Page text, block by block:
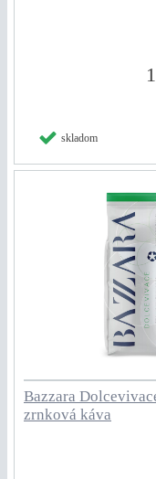
skladom
Bazzara
zrnková káva